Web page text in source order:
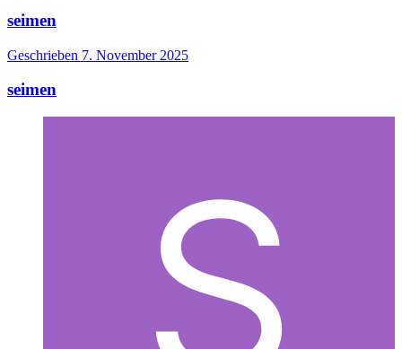
seimen
Geschrieben 7. November 2025
seimen